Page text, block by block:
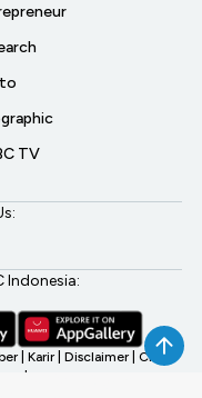
TV
Indonesia:
Karir Disclaimer CNBC
Company